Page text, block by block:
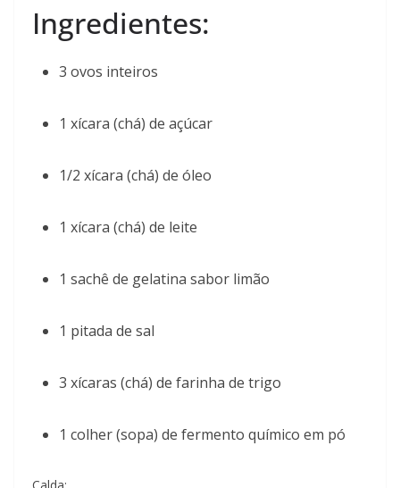
Ingredientes:
3 ovos inteiros
1 xícara (chá) de açúcar
1/2 xícara (chá) de óleo
1 xícara (chá) de leite
1 sachê de gelatina sabor limão
1 pitada de sal
3 xícaras (chá) de farinha de trigo
1 colher (sopa) de fermento químico em pó